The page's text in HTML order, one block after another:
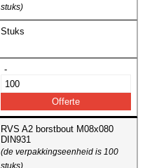
stuks)
Stuks
-
RVS A2 borstbout M08x080
DIN931
(de verpakkingseenheid is 100
stuks)